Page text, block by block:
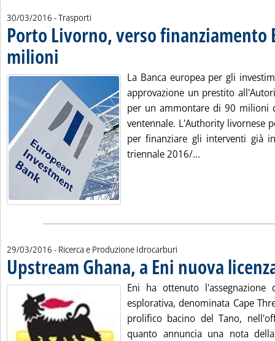
30/03/2016 - Trasporti
Porto Livorno, verso finanziamento
milioni
La Banca europea per gli
approvazione un prestito
per un ammontare di 90 milioni
ventennale. L'Authority livornese
per finanziare gli interventi già
triennale 2016/...
29/03/2016 - Ricerca e Produzione Idrocarburi
Upstream Ghana, a Eni nuova
Eni ha ottenuto l'assegnazione
esplorativa, denominata Cape
prolifico bacino del Tano,
quanto annuncia una nota